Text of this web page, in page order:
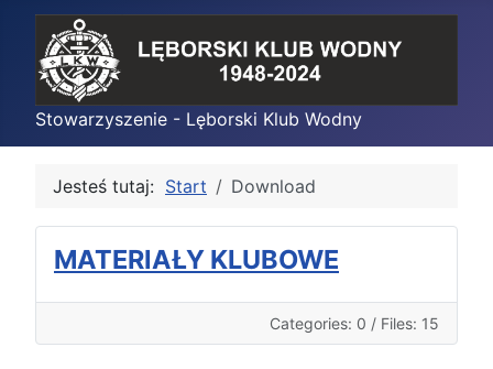
Stowarzyszenie - Lęborski Klub Wodny
Jesteś tutaj: Start Download
MATERIAŁY KLUBOWE
Categories: 0 / Files: 15